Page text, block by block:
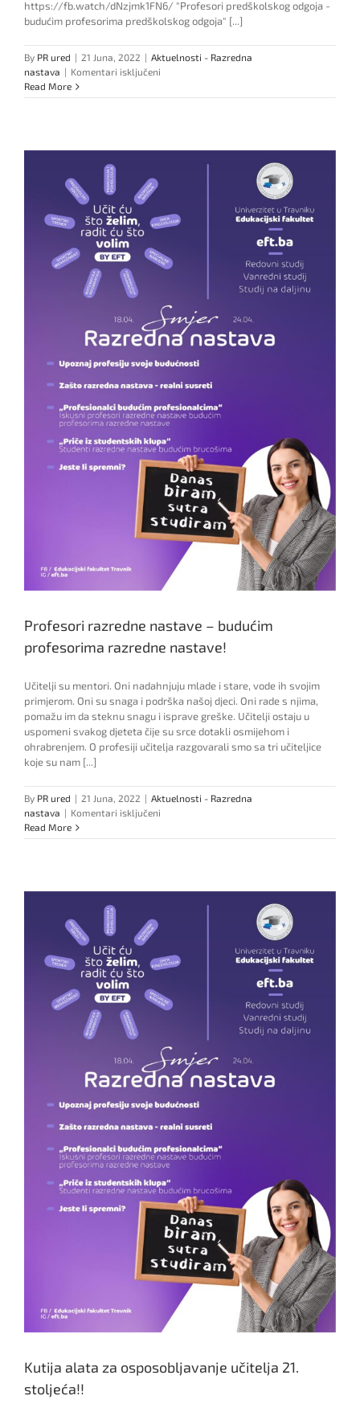
https://fb.watch/dNzjmk1FN6/ "Profesori predškolskog odgoja -
budućim profesorima predškolskog odgoja" [...]
By PR ured | 21 Juna, 2022 | Aktuelnosti - Razredna
nastava | Komentari isključeni
smjera
Read More
Profesori razredne nastave – budućim
profesorima razredne nastave!
Učitelji su mentori. Oni nadahnjuju mlade i stare, vode ih svojim
primjerom. Oni su snaga i podrška našoj djeci. Oni rade s njima,
pomažu im da steknu snagu i isprave greške. Učitelji ostaju u
uspomeni svakog djeteta čije su srce dotakli osmijehom i
ohrabrenjem. O profesiji učitelja razgovarali smo sa tri učiteljice
koje su nam [...]
By PR ured | 21 Juna, 2022 | Aktuelnosti - Razredna
nastava | Komentari isključeni
razredne
Read More
Kutija alata za osposobljavanje učitelja 21.
stoljeća!!